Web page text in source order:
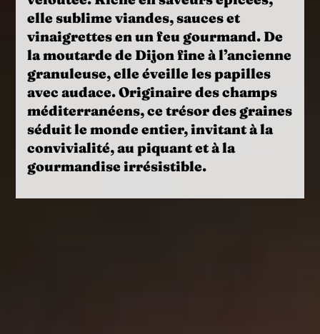
elle sublime viandes, sauces et
vinaigrettes en un feu gourmand. De
la moutarde de Dijon fine à l’ancienne
granuleuse, elle éveille les papilles
avec audace. Originaire des champs
méditerranéens, ce trésor des graines
séduit le monde entier, invitant à la
convivialité, au piquant et à la
gourmandise irrésistible.